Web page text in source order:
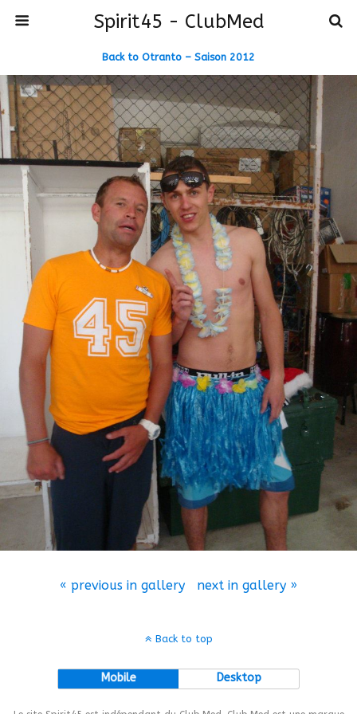
Spirit45 - ClubMed
Back to Otranto – Saison 2012
« previous in gallery next in gallery »
Back to top
Mobile Desktop